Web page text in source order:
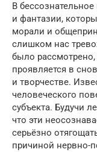
В
и фантазии,
морали и
слишком нас
было
проявляется в
и творчестве.
человеческого
субъекта. Будучи
что эти
серьёзно
причиной нервно-